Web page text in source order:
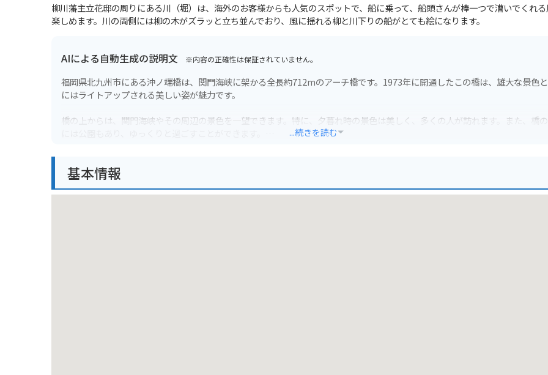
柳川藩主立花邸の周りにある川（堀）は、海外のお客様からも人気のスポットで、船に乗って、船頭さんが棒一つで漕いでくれ
楽しめます。川の両側には柳の木がズラッと立ち並んでおり、風に揺れる柳と川下りの船がとても絵になります。
AIによる自動生成の説明文 ※内容の正確性は保証されていません。
福岡県北九州市にある沖ノ端橋は、関門海峡に架かる全長約712mのアーチ橋です。1973年に開通したこの橋は、雄大な景色
にはライトアップされる美しい姿が魅力です。
橋の上からは、関門海峡やその周辺の景色を一望できます。特に、夕暮れ時の景色は美しく、多くの人が訪れます。また、橋
ることもできます。
...続きを読む
基本情報